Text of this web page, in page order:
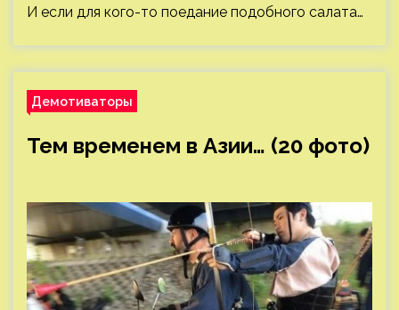
И если для кого-то поедание подобного салата…
Демотиваторы
Тем временем в Азии… (20 фото)